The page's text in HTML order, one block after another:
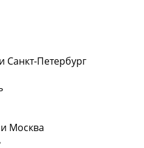
Санкт-Петербург
Москва